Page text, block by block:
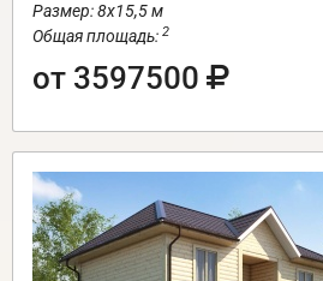
Размер: 8х15,5 м
Общая площадь: 2
от 3597500